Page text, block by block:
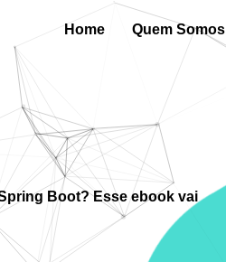
Home Quem Somos
Boot? Esse ebook vai